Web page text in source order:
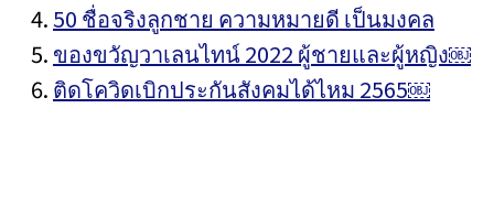
50 ชื่อจริงลูกชาย ความหมายดี เป็นมงคล
ของขวัญวาเลนไทน์ 2022 ผู้ชายและผู้หญิง￼
ติดโควิดเบิกประกันสังคมได้ไหม 2565￼